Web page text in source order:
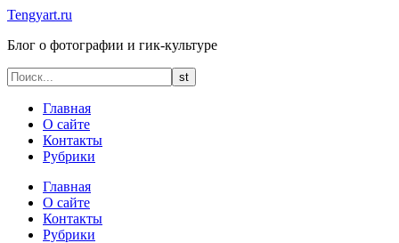
Tengyart.ru
Блог о фотографии и гик-культуре
Главная
О сайте
Контакты
Рубрики
Главная
О сайте
Контакты
Рубрики